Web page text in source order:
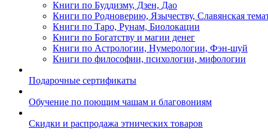
Книги по Буддизму, Дзен, Дао
Книги по Родноверию, Язычеству, Славянская
Книги по Таро, Рунам, Биолокации
Книги по Богатству и магии денег
Книги по Астрологии, Нумерологии, Фэн-шуй
Книги по философии, психологии, мифологии
Подарочные сертификаты
Обучение по поющим чашам и благовониям
Скидки и распродажа этнических товаров